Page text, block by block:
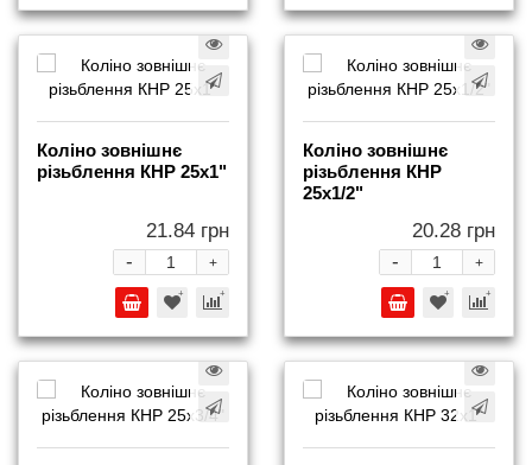
Коліно зовнішнє
різьблення КНР 25x1"
21.84 грн
+
-
Коліно зовнішнє
різьблення КНР
25x1/2"
20.28 грн
+
-